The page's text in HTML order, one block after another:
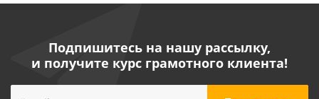
Подпишитесь на нашу рассылку,
и получите курс грамотного клиента!